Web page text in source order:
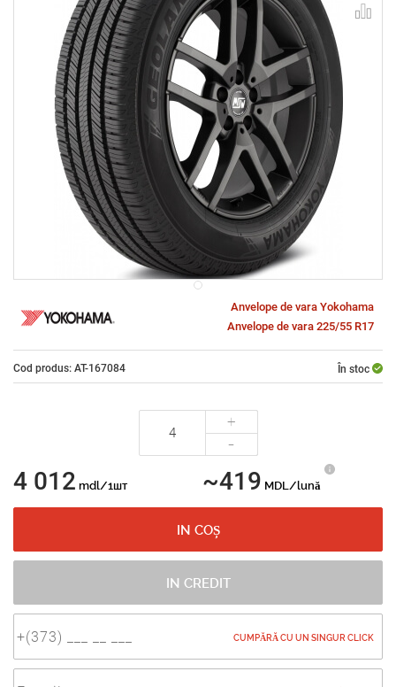
Anvelope de vara Yokohama
Anvelope de vara 225/55 R17
Cod produs: AT-167084 În stoc
+
-
4 012 mdl/1шт ~419 MDL/lună
IN COȘ
IN CREDIT
CUMPĂRĂ CU UN SINGUR CLICK